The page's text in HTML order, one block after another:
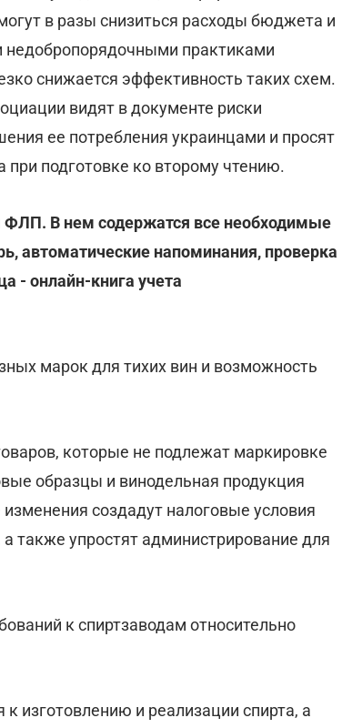
в разы снизиться расходы бюджета и
недобропорядочными практиками
снижается эффективность таких схем.
видят в документе риски
ее потребления украинцами и просят
при подготовке ко второму чтению.
ФЛП. В нем содержатся все необходимые
автоматические напоминания, проверка
- онлайн-книга учета
марок для тихих вин и возможность
которые не подлежат маркировке
образцы и винодельная продукция
создадут налоговые условия
также упростят администрирование для
к спиртзаводам относительно
изготовлению и реализации спирта, а